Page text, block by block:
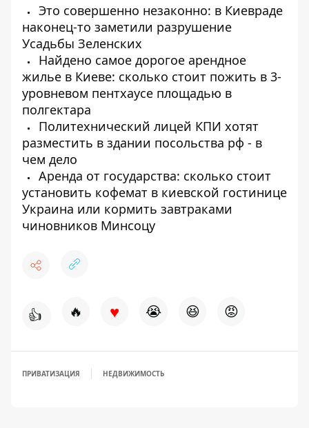
Это совершенно незаконно: в Киевраде
наконец-то заметили разрушение
Усадьбы Зеленских
Найдено самое дорогое арендное
жилье в Киеве: сколько стоит пожить в 3-
уровневом пентхаусе площадью в
полгектара
Политехнический лицей КПИ хотят
разместить в здании посольства рф - в
чем дело
Аренда от государства: сколько стоит
установить кофемат в киевской гостинице
Украина или кормить завтраками
чиновников Минсоцу
👍 🔥 ♥ 😭 😆 😡
ПРИВАТИЗАЦИЯ НЕДВИЖИМОСТЬ